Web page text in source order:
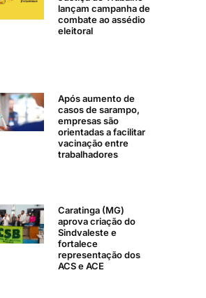
lançam campanha de
combate ao assédio
eleitoral
Após aumento de
casos de sarampo,
empresas são
orientadas a facilitar
vacinação entre
trabalhadores
Caratinga (MG)
aprova criação do
Sindvaleste e
fortalece
representação dos
ACS e ACE